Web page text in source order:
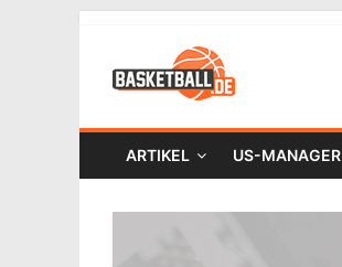
ARTIKEL US-MANAGER